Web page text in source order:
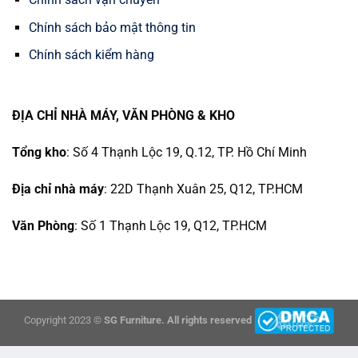
Chính sách bảo mật thông tin
Chính sách kiểm hàng
ĐỊA CHỈ NHÀ MÁY, VĂN PHÒNG & KHO
Tổng kho: Số 4 Thạnh Lộc 19, Q.12, TP. Hồ Chí Minh
Địa chỉ nhà máy: 22D Thạnh Xuân 25, Q12, TP.HCM
Văn Phòng: Số 1 Thạnh Lộc 19, Q12, TP.HCM
Copyright 2023 © SG Furniture. All rights reserved